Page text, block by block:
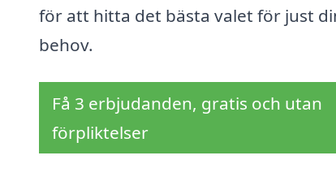
för att hitta det bästa valet för just
behov.
Få 3 erbjudanden, gratis och utan
förpliktelser